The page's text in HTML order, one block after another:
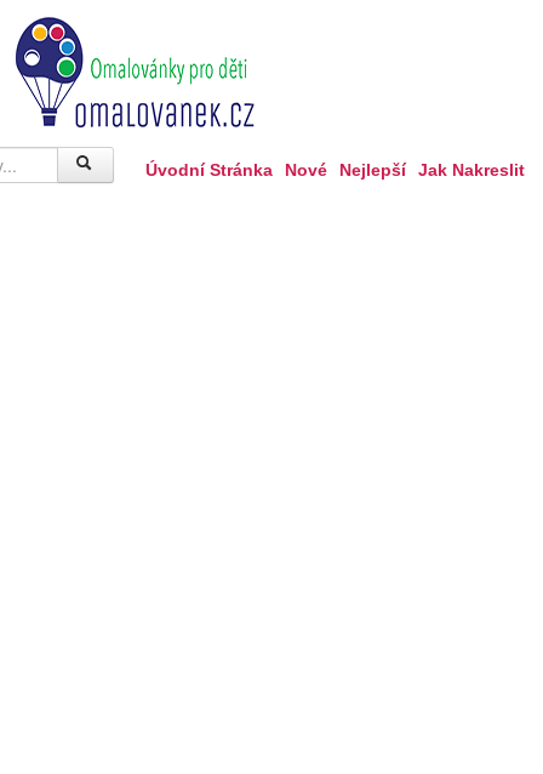
Úvodní Stránka Nové Nejlepší Jak Nakreslit